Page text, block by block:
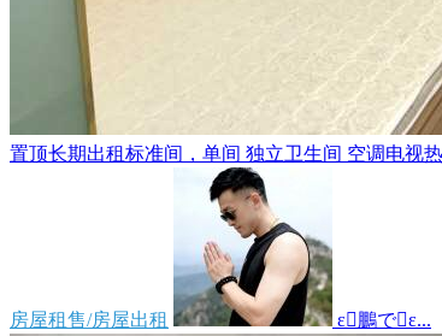
置顶长期出租标准间，单间 独立卫生间 空调电视
房屋租售/房屋出租  ε鵬でε...